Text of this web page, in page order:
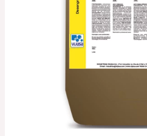
83.05€.80.56€.